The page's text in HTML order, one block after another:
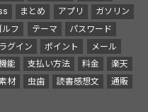
まとめ アプリ
ガソリン
ルフ テーマ
パスワード
グイン ポイント
メール
能 支払い方法 料金
楽天
材 虫歯 読書感想文 通販